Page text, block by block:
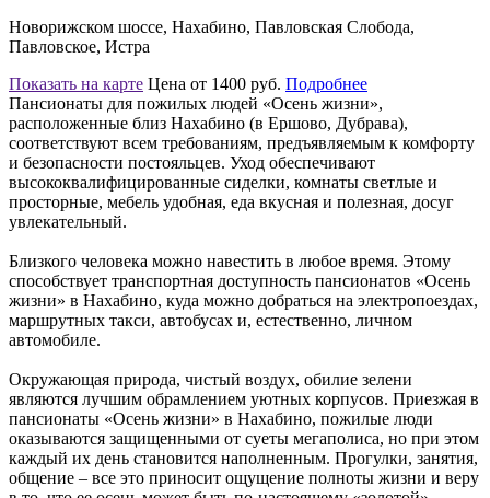
Новорижском шоссе, Нахабино, Павловская Слобода,
Павловское, Истра
Показать на карте Цена от 1400 руб. Подробнее
Пансионаты для пожилых людей «Осень жизни»,
расположенные близ Нахабино (в Ершово, Дубрава),
соответствуют всем требованиям, предъявляемым к комфорту
и безопасности постояльцев. Уход обеспечивают
высококвалифицированные сиделки, комнаты светлые и
просторные, мебель удобная, еда вкусная и полезная, досуг
увлекательный.
Близкого человека можно навестить в любое время. Этому
способствует транспортная доступность пансионатов «Осень
жизни» в Нахабино, куда можно добраться на электропоездах,
маршрутных такси, автобусах и, естественно, личном
автомобиле.
Окружающая природа, чистый воздух, обилие зелени
являются лучшим обрамлением уютных корпусов. Приезжая в
пансионаты «Осень жизни» в Нахабино, пожилые люди
оказываются защищенными от суеты мегаполиса, но при этом
каждый их день становится наполненным. Прогулки, занятия,
общение – все это приносит ощущение полноты жизни и веру